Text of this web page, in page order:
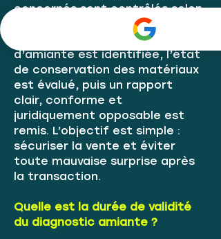
concernés sont contrôlés selon
la réglementation en vigueur, la
présence ou l’absence
d’amiante est identifiée, l’état
de conservation des matériaux
est évalué, puis un rapport
clair, conforme et
juridiquement opposable est
remis. L’objectif est simple :
sécuriser la vente et éviter
toute mauvaise surprise après
la transaction.
Quelle est la durée de validité
du diagnostic amiante ?